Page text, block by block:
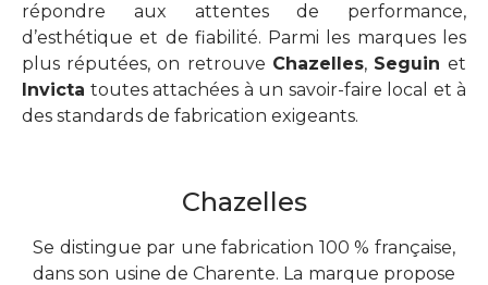
répondre aux attentes de performance,
d’esthétique et de fiabilité. Parmi les marques les
plus réputées, on retrouve Chazelles, Seguinet
Invicta toutes attachées à un savoir-faire local et à
des standards de fabrication exigeants.
Chazelles
Se distingue par une fabrication 100 % française,
dans son usine de Charente. La marque propose